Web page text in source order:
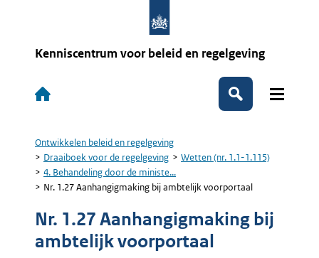
Kenniscentrum voor beleid en regelgeving
Hoofdnavigatie
Zoeken
Kruimelpad
Ontwikkelen beleid en regelgeving
Draaiboek voor de regelgeving
Wetten (nr. 1.1-1.115)
4. Behandeling door de ministe...
Nr. 1.27 Aanhangigmaking bij ambtelijk voorportaal
Nr. 1.27 Aanhangigmaking bij
ambtelijk voorportaal